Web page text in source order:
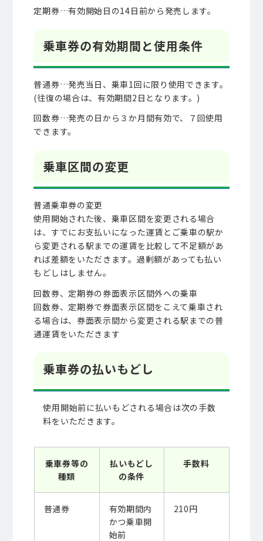
定期券…有効開始日の14日前から発売します。
乗車券の有効期間と使用条件
普通券…発売当日、乗車1回に限り使用できます。
(往復の場合は、有効期間2日となります。)
回数券…発売の日から３か月間有効で、７回使用
できます。
乗車区間の変更
普通乗車券の変更
使用開始された後、乗車区間を変更される場合
は、すでにお支払いになった運賃とご乗車の駅か
ら変更される駅までの運賃を比較して不足額があ
れば差額をいただきます。過剰額があっても払い
もどしはしません。
回数券、定期券の券面表示区間外への乗車
回数券、定期券で券面表示区間をこえて乗車され
る場合は、券面表示間から変更される駅までの普
通運賃をいただきます
乗車券の払いもどし
使用開始前に払いもどされる場合は次の手数
料をいただきます。
乗車券等の
種類
払いもどし
の条件
手数料
普通券
有効期間内
かつ乗車開
始前
210円